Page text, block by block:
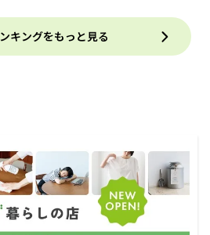
キングをもっと見る